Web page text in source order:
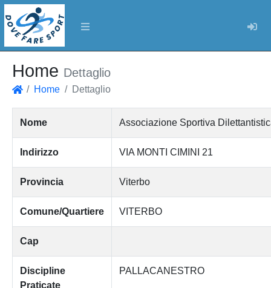
Home Dettaglio
Home Dettaglio
Nome Associazione Sportiva
Indirizzo VIA MONTI CIMINI 21
Provincia Viterbo
Comune/Quartiere VITERBO
Cap
Discipline
Praticate
PALLACANESTRO